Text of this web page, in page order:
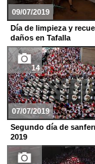
09/07/2019
Día de limpieza y
daños en Tafalla
14
07/07/2019
Segundo día de
2019